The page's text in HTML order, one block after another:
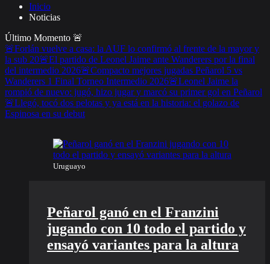
Inicio
Noticias
Último Momento 🚨
🚨Forlán vuelve a casa: la AUF lo confirmó al frente de la mayor y
la sub 20🚨El partido de Leonel Jaime ante Wanderers por la final
del intermedio 2026🚨Compacto mejores jugadas Peñarol 5 vs
Wanderers 1 Final Torneo Intermedio 2026🚨Leonel Jaime la
rompió de nuevo: jugó, hizo jugar y marcó su primer gol en Peñarol
🚨Llegó, tocó dos pelotas y ya está en la historia: el golazo de
Espinosa en su debut
Uruguayo
Peñarol ganó en el Franzini
jugando con 10 todo el partido y
ensayó variantes para la altura